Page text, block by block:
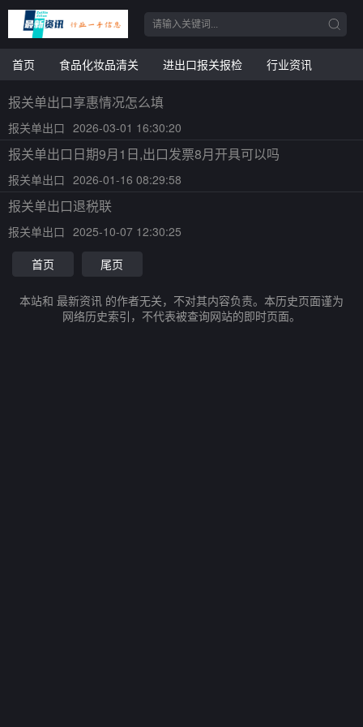
首页 食品化妆品清关 进出口报关报检 行业资讯
报关单出口享惠情况怎么填
报关单出口 2026-03-01 16:30:20
报关单出口日期9月1日,出口发票8月开具可以吗
报关单出口 2026-01-16 08:29:58
报关单出口退税联
报关单出口 2025-10-07 12:30:25
首页
尾页
本站和 最新资讯 的作者无关，不对其内容负责。本历史页面谨为
网络历史索引，不代表被查询网站的即时页面。